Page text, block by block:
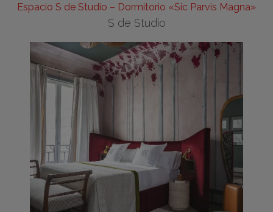
Espacio S de Studio – Dormitorio «Sic Parvis Magna»
S de Studio